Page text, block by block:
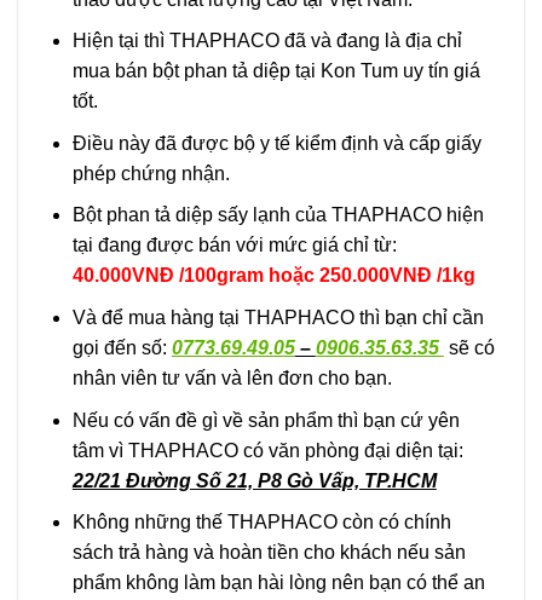
Hiện tại thì THAPHACO đã và đang là địa chỉ
mua bán bột phan tả diệp tại Kon Tum uy tín giá
tốt.
Điều này đã được bộ y tế kiểm định và cấp giấy
phép chứng nhận.
Bột phan tả diệp sấy lạnh của THAPHACO hiện
tại đang được bán với mức giá chỉ từ:
40.000VNĐ /100gram hoặc 250.000VNĐ /1kg
Và để mua hàng tại THAPHACO thì bạn chỉ cần
gọi đến số: 0773.69.49.05– 0906.35.63.35 sẽ có
nhân viên tư vấn và lên đơn cho bạn.
Nếu có vấn đề gì về sản phẩm thì bạn cứ yên
tâm vì THAPHACO có văn phòng đại diện tại:
22/21 Đường Số 21, P8 Gò Vấp, TP.HCM
Không những thế THAPHACO còn có chính
sách trả hàng và hoàn tiền cho khách nếu sản
phẩm không làm bạn hài lòng nên bạn có thể an